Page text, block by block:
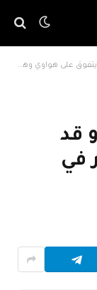
18 برو قد
في